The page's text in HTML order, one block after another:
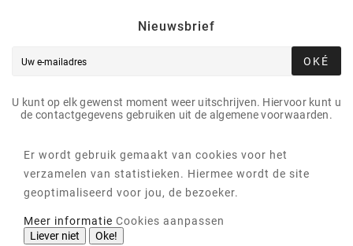
Nieuwsbrief
OKÉ
U kunt op elk gewenst moment weer uitschrijven. Hiervoor kunt u
de contactgegevens gebruiken uit de algemene voorwaarden.
Er wordt gebruik gemaakt van cookies voor het
verzamelen van statistieken. Hiermee wordt de site
geoptimaliseerd voor jou, de bezoeker.
Meer informatie Cookies aanpassen
Liever niet
Oke!